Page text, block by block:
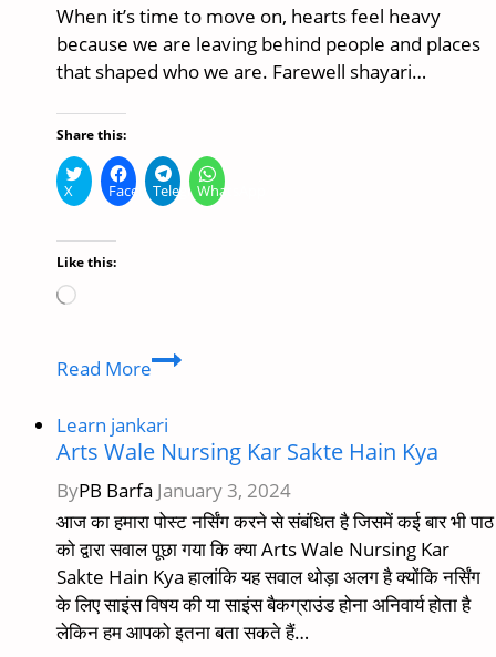
When it’s time to move on, hearts feel heavy
because we are leaving behind people and places
that shaped who we are. Farewell shayari…
Share this:
X FacebookTelegramWhatsApp
Like this:
Loading…
Read MoreFarewell
for
school
and
college
Learn jankari
Arts Wale Nursing Kar Sakte Hain Kya
ByPB Barfa January 3, 2024
आज का हमारा पोस्ट नर्सिंग करने से संबंधित है जिसमें कई बार भी पाठ
को द्वारा सवाल पूछा गया कि क्या Arts Wale Nursing Kar
Sakte Hain Kya हालांकि यह सवाल थोड़ा अलग है क्योंकि नर्सिंग
के लिए साइंस विषय की या साइंस बैकग्राउंड होना अनिवार्य होता है
लेकिन हम आपको इतना बता सकते हैं…